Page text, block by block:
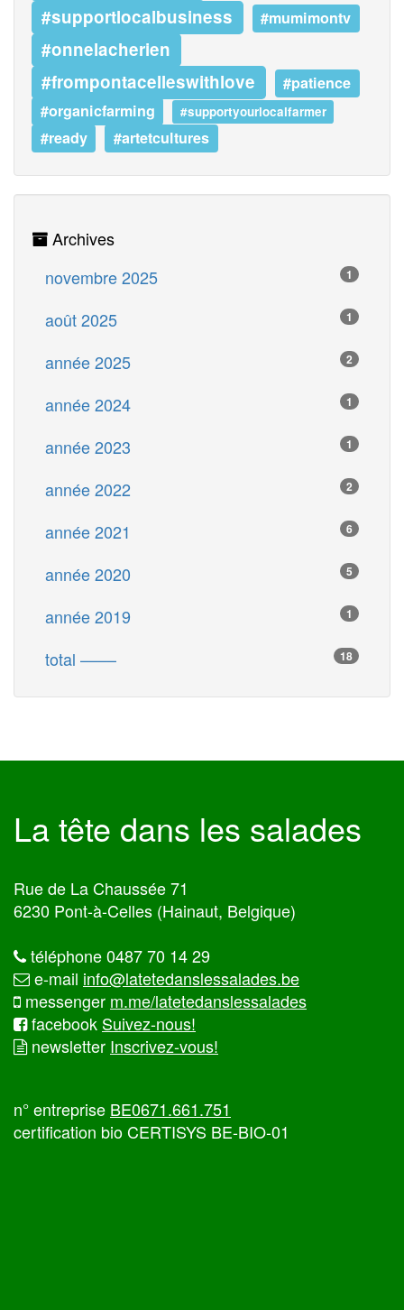
#supportlocalbusiness #mumimontv
#onnelacherien
#frompontacelleswithlove
#patience
#organicfarming
#supportyourlocalfarmer
#ready #artetcultures
Archives
1
novembre 2025
1
août 2025
2
année 2025
1
année 2024
1
année 2023
2
année 2022
6
année 2021
5
année 2020
1
année 2019
18
total ––––
La tête dans les salades
Rue de La Chaussée 71
6230 Pont-à-Celles (Hainaut, Belgique)
téléphone 0487 70 14 29
e-mail info@latetedanslessalades.be
messenger m.me/latetedanslessalades
facebook Suivez-nous!
newsletter Inscrivez-vous!
n° entreprise BE0671.661.751
certification bio CERTISYS BE-BIO-01